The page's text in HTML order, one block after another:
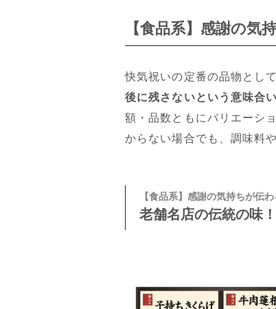
【食品系】感謝の気
快気祝いの定番の品物とし
後に残さないという意味合
額・品数ともにバリエーシ
からない場合でも、調味料
【食品系】感謝の気持ちが伝
老舗名店の伝統の味